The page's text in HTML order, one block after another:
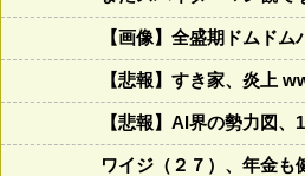
【画像】全盛期ドムド
【悲報】すき家、炎
【悲報】AI界の勢力図
ワイジ（２７）、年金も